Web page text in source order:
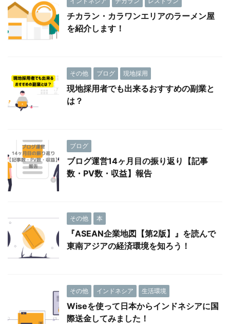
チカラン・カラワンエリアのラーメン屋
を紹介します！
その他 ブログ 現地採用
現地採用者でも出来るおすすめの副業と
は？
ブログ
ブログ運営14ヶ月目の振り返り【記事
数・PV数・収益】報告
その他 本
『ASEAN企業地図【第2版】』を読んで
東南アジアの経済環境を知ろう！
その他 インドネシア 生活環境
Wiseを使って日本からインドネシアに国
際送金してみました！